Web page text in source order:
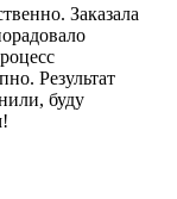
Заказала
Результат
буду